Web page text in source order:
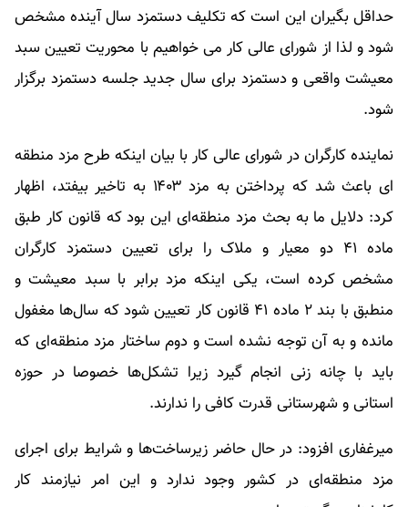
حداقل بگیران این است که تکلیف دستمزد سال آینده مشخص
شود و لذا از شورای‌ عالی کار می خواهیم با محوریت تعیین سبد
معیشت واقعی و دستمزد برای سال جدید جلسه دستمزد برگزار
شود.
نماینده کارگران در شورای عالی کار با بیان اینکه طرح مزد منطقه
ای باعث شد که پرداختن به مزد ۱۴۰۳ به تاخیر بیفتد، اظهار
کرد: دلایل ما به بحث مزد منطقه‌ای این بود که قانون کار طبق
ماده ۴۱ دو معیار و ملاک را برای تعیین دستمزد کارگران
مشخص کرده است، یکی اینکه مزد برابر با سبد معیشت و
منطبق با بند ۲ ماده ۴۱ قانون کار تعیین شود که سال‌ها مغفول
مانده و به آن توجه نشده است و دوم ساختار مزد منطقه‌ای که
باید با چانه زنی انجام گیرد زیرا تشکل‌ها خصوصا در حوزه
استانی و شهرستانی قدرت کافی را ندارند.
میرغفاری افزود: در حال حاضر زیرساخت‌ها و شرایط برای اجرای
مزد منطقه‌ای در کشور وجود ندارد و این امر نیازمند کار